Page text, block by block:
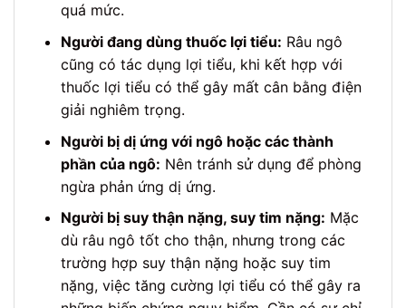
quá mức.
Người đang dùng thuốc lợi tiểu: Râu ngô
cũng có tác dụng lợi tiểu, khi kết hợp với
thuốc lợi tiểu có thể gây mất cân bằng điện
giải nghiêm trọng.
Người bị dị ứng với ngô hoặc các thành
phần của ngô: Nên tránh sử dụng để phòng
ngừa phản ứng dị ứng.
Người bị suy thận nặng, suy tim nặng: Mặc
dù râu ngô tốt cho thận, nhưng trong các
trường hợp suy thận nặng hoặc suy tim
nặng, việc tăng cường lợi tiểu có thể gây ra